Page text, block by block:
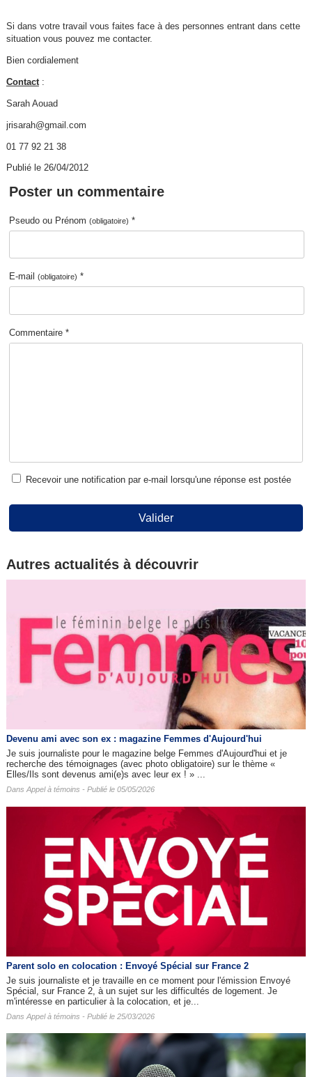
Si dans votre travail vous faites face à des personnes entrant dans cette
situation vous pouvez me contacter.
Bien cordialement
Contact:
Sarah Aouad
jrisarah@gmail.com
01 77 92 21 38
Publié le 26/04/2012
Poster un commentaire
Pseudo ou Prénom(obligatoire) *
E-mail(obligatoire) *
Commentaire *
Recevoir une notification par e-mail lorsqu'une réponse est postée
Valider
Autres actualités à découvrir
Devenu ami avec son ex : magazine Femmes d'Aujourd'hui
Je suis journaliste pour le magazine belge Femmes d'Aujourd'hui et je
recherche des témoignages (avec photo obligatoire) sur le thème «
Elles/Ils sont devenus ami(e)s avec leur ex ! » ...
Dans Appel à témoins - Publié le 05/05/2026
Parent solo en colocation : Envoyé Spécial sur France 2
Je suis journaliste et je travaille en ce moment pour l'émission Envoyé
Spécial, sur France 2, à un sujet sur les difficultés de logement. Je
m'intéresse en particulier à la colocation, et je...
Dans Appel à témoins - Publié le 25/03/2026